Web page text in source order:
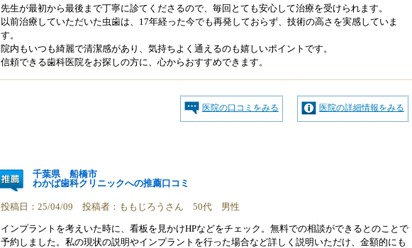
先生が最初から最後まで丁寧に診てくださるので、毎回とても安心して治療を受けられます。
以前治療していただいた虫歯は、17年経った今でも再発しておらず、技術の高さを実感していま
す。
院内もいつも綺麗で清潔感があり、気持ちよく通えるのも嬉しいポイントです。
信頼できる歯科医院をお探しの方に、心からおすすめできます。
医院の詳細情報をみる
医院の口コミをみる
千葉県 船橋市
わかば歯科クリニックへの推薦口コミ
投稿日：25/04/09 投稿者：ももじろうさん 50代 男性
インプラントを考えいた時に、看板を見かけHPなどをチェック。無料での相談ができるとのことで
予約しました。私の現状の説明やインプラントを行った場合など詳しく説明いただけ、金額的にも